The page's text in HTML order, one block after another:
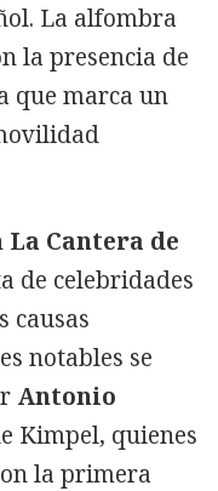
La alfombra
la presencia de
que marca un
La Cantera de
de celebridades
causas
notables se
Antonio
Kimpel, quienes
la primera